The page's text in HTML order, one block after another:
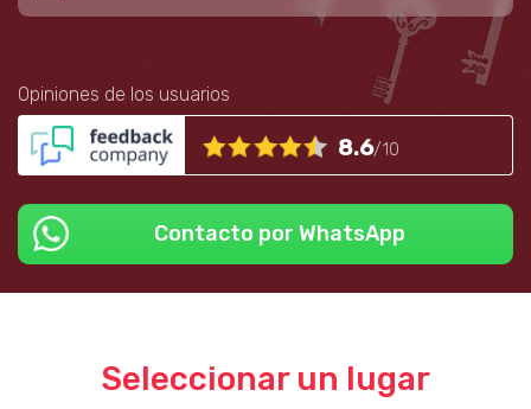
Opiniones de los usuarios
8.6/10
Contacto por WhatsApp
Seleccionar un lugar